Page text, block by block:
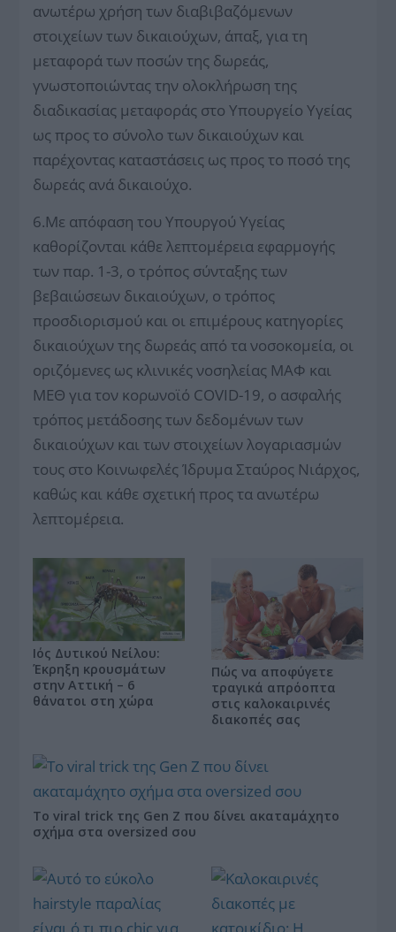
ανωτέρω χρήση των διαβιβαζόμενων
στοιχείων των δικαιούχων, άπαξ, για τη
μεταφορά των ποσών της δωρεάς,
γνωστοποιώντας την ολοκλήρωση της
διαδικασίας μεταφοράς στο Υπουργείο Υγείας
ως προς το σύνολο των δικαιούχων και
παρέχοντας καταστάσεις ως προς το ποσό της
δωρεάς ανά δικαιούχο.
6.Με απόφαση του Υπουργού Υγείας
καθορίζονται κάθε λεπτομέρεια εφαρμογής
των παρ. 1-3, ο τρόπος σύνταξης των
βεβαιώσεων δικαιούχων, ο τρόπος
προσδιορισμού και οι επιμέρους κατηγορίες
δικαιούχων της δωρεάς από τα νοσοκομεία, οι
οριζόμενες ως κλινικές νοσηλείας ΜΑΦ και
ΜΕΘ για τον κορωνοϊό COVID-19, ο ασφαλής
τρόπος μετάδοσης των δεδομένων των
δικαιούχων και των στοιχείων λογαριασμών
τους στο Κοινωφελές Ίδρυμα Σταύρος Νιάρχος,
καθώς και κάθε σχετική προς τα ανωτέρω
λεπτομέρεια.
Ιός Δυτικού Νείλου:
Έκρηξη κρουσμάτων
στην Αττική – 6
θάνατοι στη χώρα
Πώς να αποφύγετε
τραγικά απρόοπτα
στις καλοκαιρινές
διακοπές σας
Το viral trick της Gen Z που δίνει ακαταμάχητο
σχήμα στα oversized σου